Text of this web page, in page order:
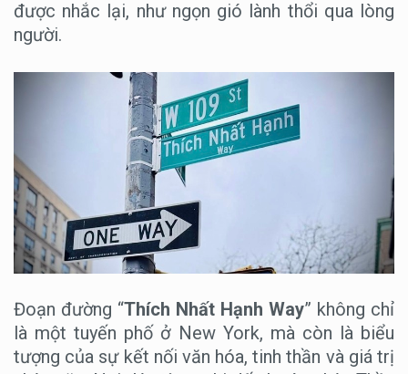
được nhắc lại, như ngọn gió lành thổi qua lòng
người.
Đoạn đường “Thích Nhất Hạnh Way” không chỉ
là một tuyến phố ở New York, mà còn là biểu
tượng của sự kết nối văn hóa, tinh thần và giá trị